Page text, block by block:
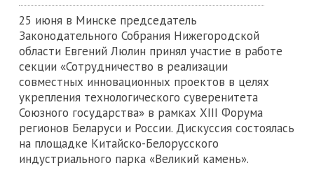
25 июня в Минске председатель
Законодательного Собрания Нижегородской
области Евгений Люлин принял участие в работе
секции «Сотрудничество в реализации
совместных инновационных проектов в целях
укрепления технологического суверенитета
Союзного государства» в рамках ХIII Форума
регионов Беларуси и России. Дискуссия состоялась
на площадке Китайско-Белорусского
индустриального парка «Великий камень».